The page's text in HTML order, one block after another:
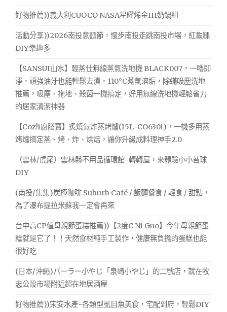
好物推薦))義大利CUOCO NASA星曜烯金IH奶鍋組
活動分享))2026南投意麵節，慢步南投走跳南投市場，紅龜粿
DIY樂趣多
【SANSUI山水】輕蒸仕無線蒸氣洗地機 BLACK007，一嚕即
淨，頑強油汙也能輕鬆去漬，110°C蒸氣溶垢，除蟎吸塵洗地
推薦，吸塵、拖地、殺菌一機搞定，好用無線洗地機輕鬆省力
的居家清潔神器
【Coz!i廚膳寶】炙燒氣炸蒸烤爐(15L-CO630i)，一機多用蒸
烤爐搞定蒸、烤、炸、烘焙，讓你升級成料理神手2.0
（雲林/虎尾）雲林縣不用品循環館-轉轉屋，來體驗小小苔球
DIY
(南投/集集)炭極咖啡 Suburb Café / 飯麵餐食 / 輕食 / 甜點，
為了瀑布提拉米蘇我一定會再來
台中高CP值母親節蛋糕推薦))【2度C Ni Guo】今年母親節蛋
糕就是它了！！天然食材純手工製作，健康無負擔的蛋糕也能
很好吃
(日本/沖繩)パーラー小やじ「泉崎小やじ」的二號店，就在牧
志公設市場附近超在地居酒屋
好物推薦))宋安水產-各類型虱目魚美食，宅配到府，輕鬆DIY